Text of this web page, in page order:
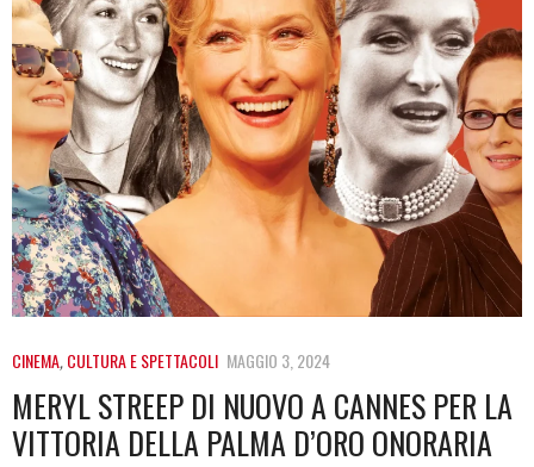
CINEMA,CULTURA E SPETTACOLI MAGGIO 3, 2024
MERYL STREEP DI NUOVO A CANNES PER LA
VITTORIA DELLA PALMA D’ORO ONORARIA